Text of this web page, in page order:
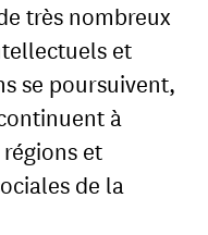
très nombreux
et
se poursuivent,
à
et
de la